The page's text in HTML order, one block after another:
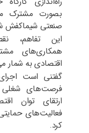
بصورت مشترک
صنعتی شیماکفش
این تفاهم،
همکاری‌های
اقتصادی به شمار
گفتنی است
فرصت‌های شغلی
ارتقای توان
فعالیت‌های
کرد.